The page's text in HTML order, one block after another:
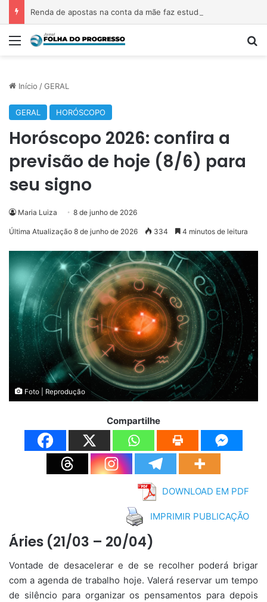
Menu
Início /GERAL
GERAL HORÓSCOPO
Horóscopo 2026: confira a
previsão de hoje (8/6) para
seu signo
Maria Luiza 8 de junho de 2026
Última Atualização 8 de junho de 2026 334 4 minutos de leitura
Foto | Reprodução
Compartilhe
DOWNLOAD EM PDF
IMPRIMIR PUBLICAÇÃO
Áries (21/03 – 20/04)
Vontade de desacelerar e de se recolher poderá brigar
com a agenda de trabalho hoje. Valerá reservar um tempo
de silêncio para organizar os pensamentos para depois